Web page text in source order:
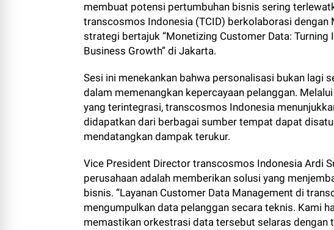
membuat potensi pertumbuhan bisnis sering
transcosmos Indonesia (TCID) berkolaborasi dengan
strategi bertajuk “Monetizing Customer Data: Turning
Business Growth” di Jakarta.
Sesi ini menekankan bahwa personalisasi bukan lagi
dalam memenangkan kepercayaan pelanggan.
yang terintegrasi, transcosmos Indonesia
didapatkan dari berbagai sumber tempat dapat
mendatangkan dampak terukur.
Vice President Director transcosmos Indonesia Ardi
perusahaan adalah memberikan solusi yang
bisnis. “Layanan Customer Data Management di
mengumpulkan data pelanggan secara teknis. Kami
memastikan orkestrasi data tersebut selaras dengan